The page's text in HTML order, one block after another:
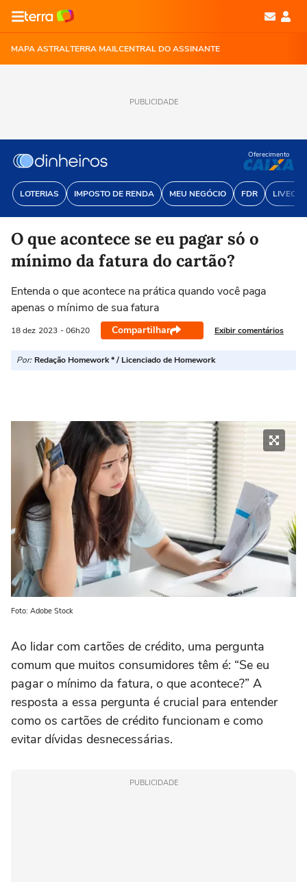
MAPA ASTRALTERRA MAILCENTRAL DO ASSINANTE
PUBLICIDADE
LOTERIAS IMPOSTO DE RENDA MEU NEGÓCIO FDR
Oferecimento
O que acontece se eu pagar só o
mínimo da fatura do cartão?
Entenda o que acontece na prática quando você paga
apenas o mínimo de sua fatura
18 dez 2023 - 06h20 Compartilhar Exibir comentários
Por: Redação Homework * / Licenciado de Homework
Foto: Adobe Stock
Ao lidar com cartões de crédito, uma pergunta
comum que muitos consumidores têm é: “Se eu
pagar o mínimo da fatura, o que acontece?” A
resposta a essa pergunta é crucial para entender
como os cartões de crédito funcionam e como
evitar dívidas desnecessárias.
PUBLICIDADE